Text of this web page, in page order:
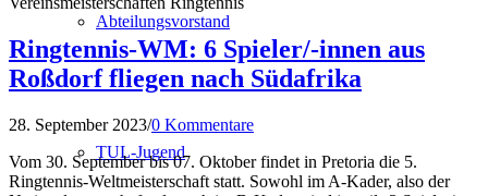
Abteilungsvorstand
TUL-Jugend
Ringtennis-WM: 6 Spieler/-innen aus
Roßdorf fliegen nach Südafrika
28. September 2023/0 Kommentare
Vom 30. September bis 07. Oktober findet in Pretoria die 5.
Ringtennis-Weltmeisterschaft statt. Sowohl im A-Kader, also der